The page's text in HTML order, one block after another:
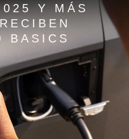
Y MÁS
BASICS